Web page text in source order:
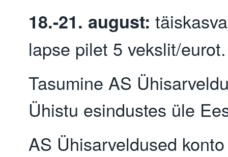
18.-21. august:
lapse pilet 5 vekslit/eurot.
Tasumine AS
Ühistu esindustes üle
AS Ühisarveldused